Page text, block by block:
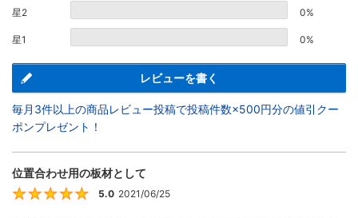
星2 0%
星1 0%
レビューを書く
毎月3件以上の商品レビュー投稿で投稿件数×500円分の値引クー
ポンプレゼント！
位置合わせ用の板材として
5
5.0 2021/06/25